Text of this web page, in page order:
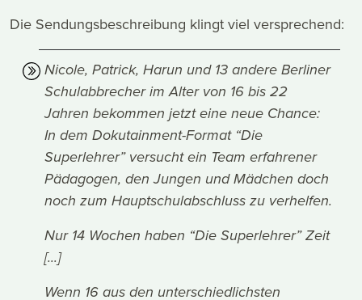
Die Sendungsbeschreibung klingt viel versprechend:
Nicole, Patrick, Harun und 13 andere Berliner
Schulabbrecher im Alter von 16 bis 22
Jahren bekommen jetzt eine neue Chance:
In dem Dokutainment-Format “Die
Superlehrer” versucht ein Team erfahrener
Pädagogen, den Jungen und Mädchen doch
noch zum Hauptschulabschluss zu verhelfen.
Nur 14 Wochen haben “Die Superlehrer” Zeit
[...]
Wenn 16 aus den unterschiedlichsten